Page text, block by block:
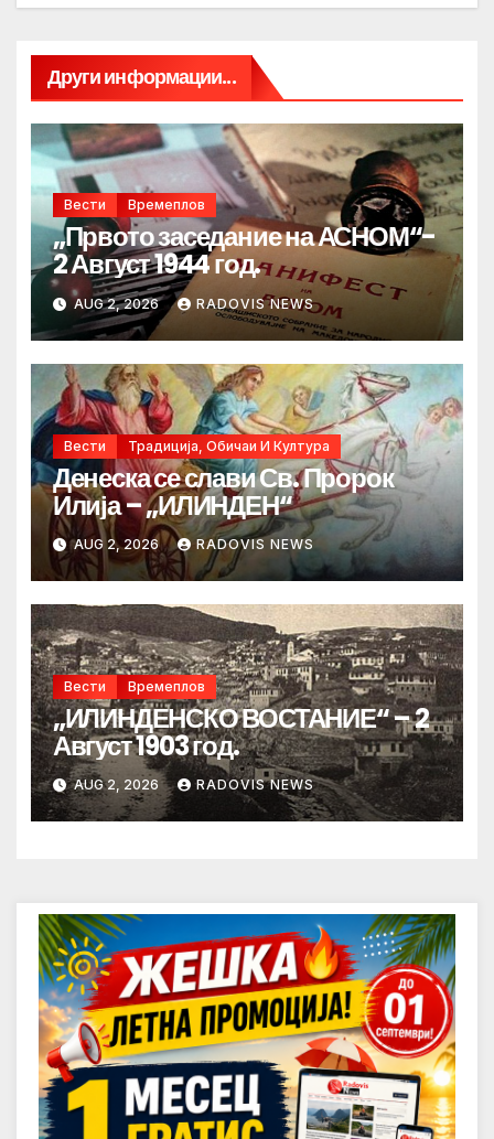
Други информации...
Вести Времеплов
„Првото заседание на АСНОМ“-
2 Август 1944 год.
AUG 2, 2026 RADOVIS NEWS
Вести Традиција, Обичаи И Култура
Денеска се слави Св. Пророк
Илија – „ИЛИНДЕН“
AUG 2, 2026 RADOVIS NEWS
Вести Времеплов
„ИЛИНДЕНСКО ВОСТАНИЕ“ – 2
Август 1903 год.
AUG 2, 2026 RADOVIS NEWS